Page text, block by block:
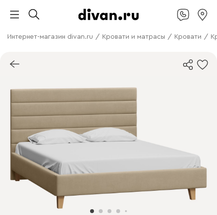
Интернет-магазин divan.ru / Кровати и матрасы / Кровати /